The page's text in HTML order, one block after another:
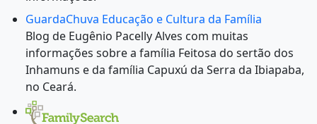
GuardaChuva Educação e Cultura da Família
Blog de Eugênio Pacelly Alves com muitas
informações sobre a família Feitosa do sertão dos
Inhamuns e da família Capuxú da Serra da Ibiapaba,
no Ceará.